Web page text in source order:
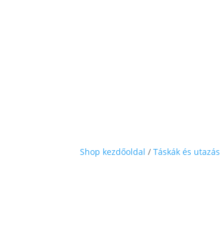
Shop kezdőoldal /Táskák és utazás